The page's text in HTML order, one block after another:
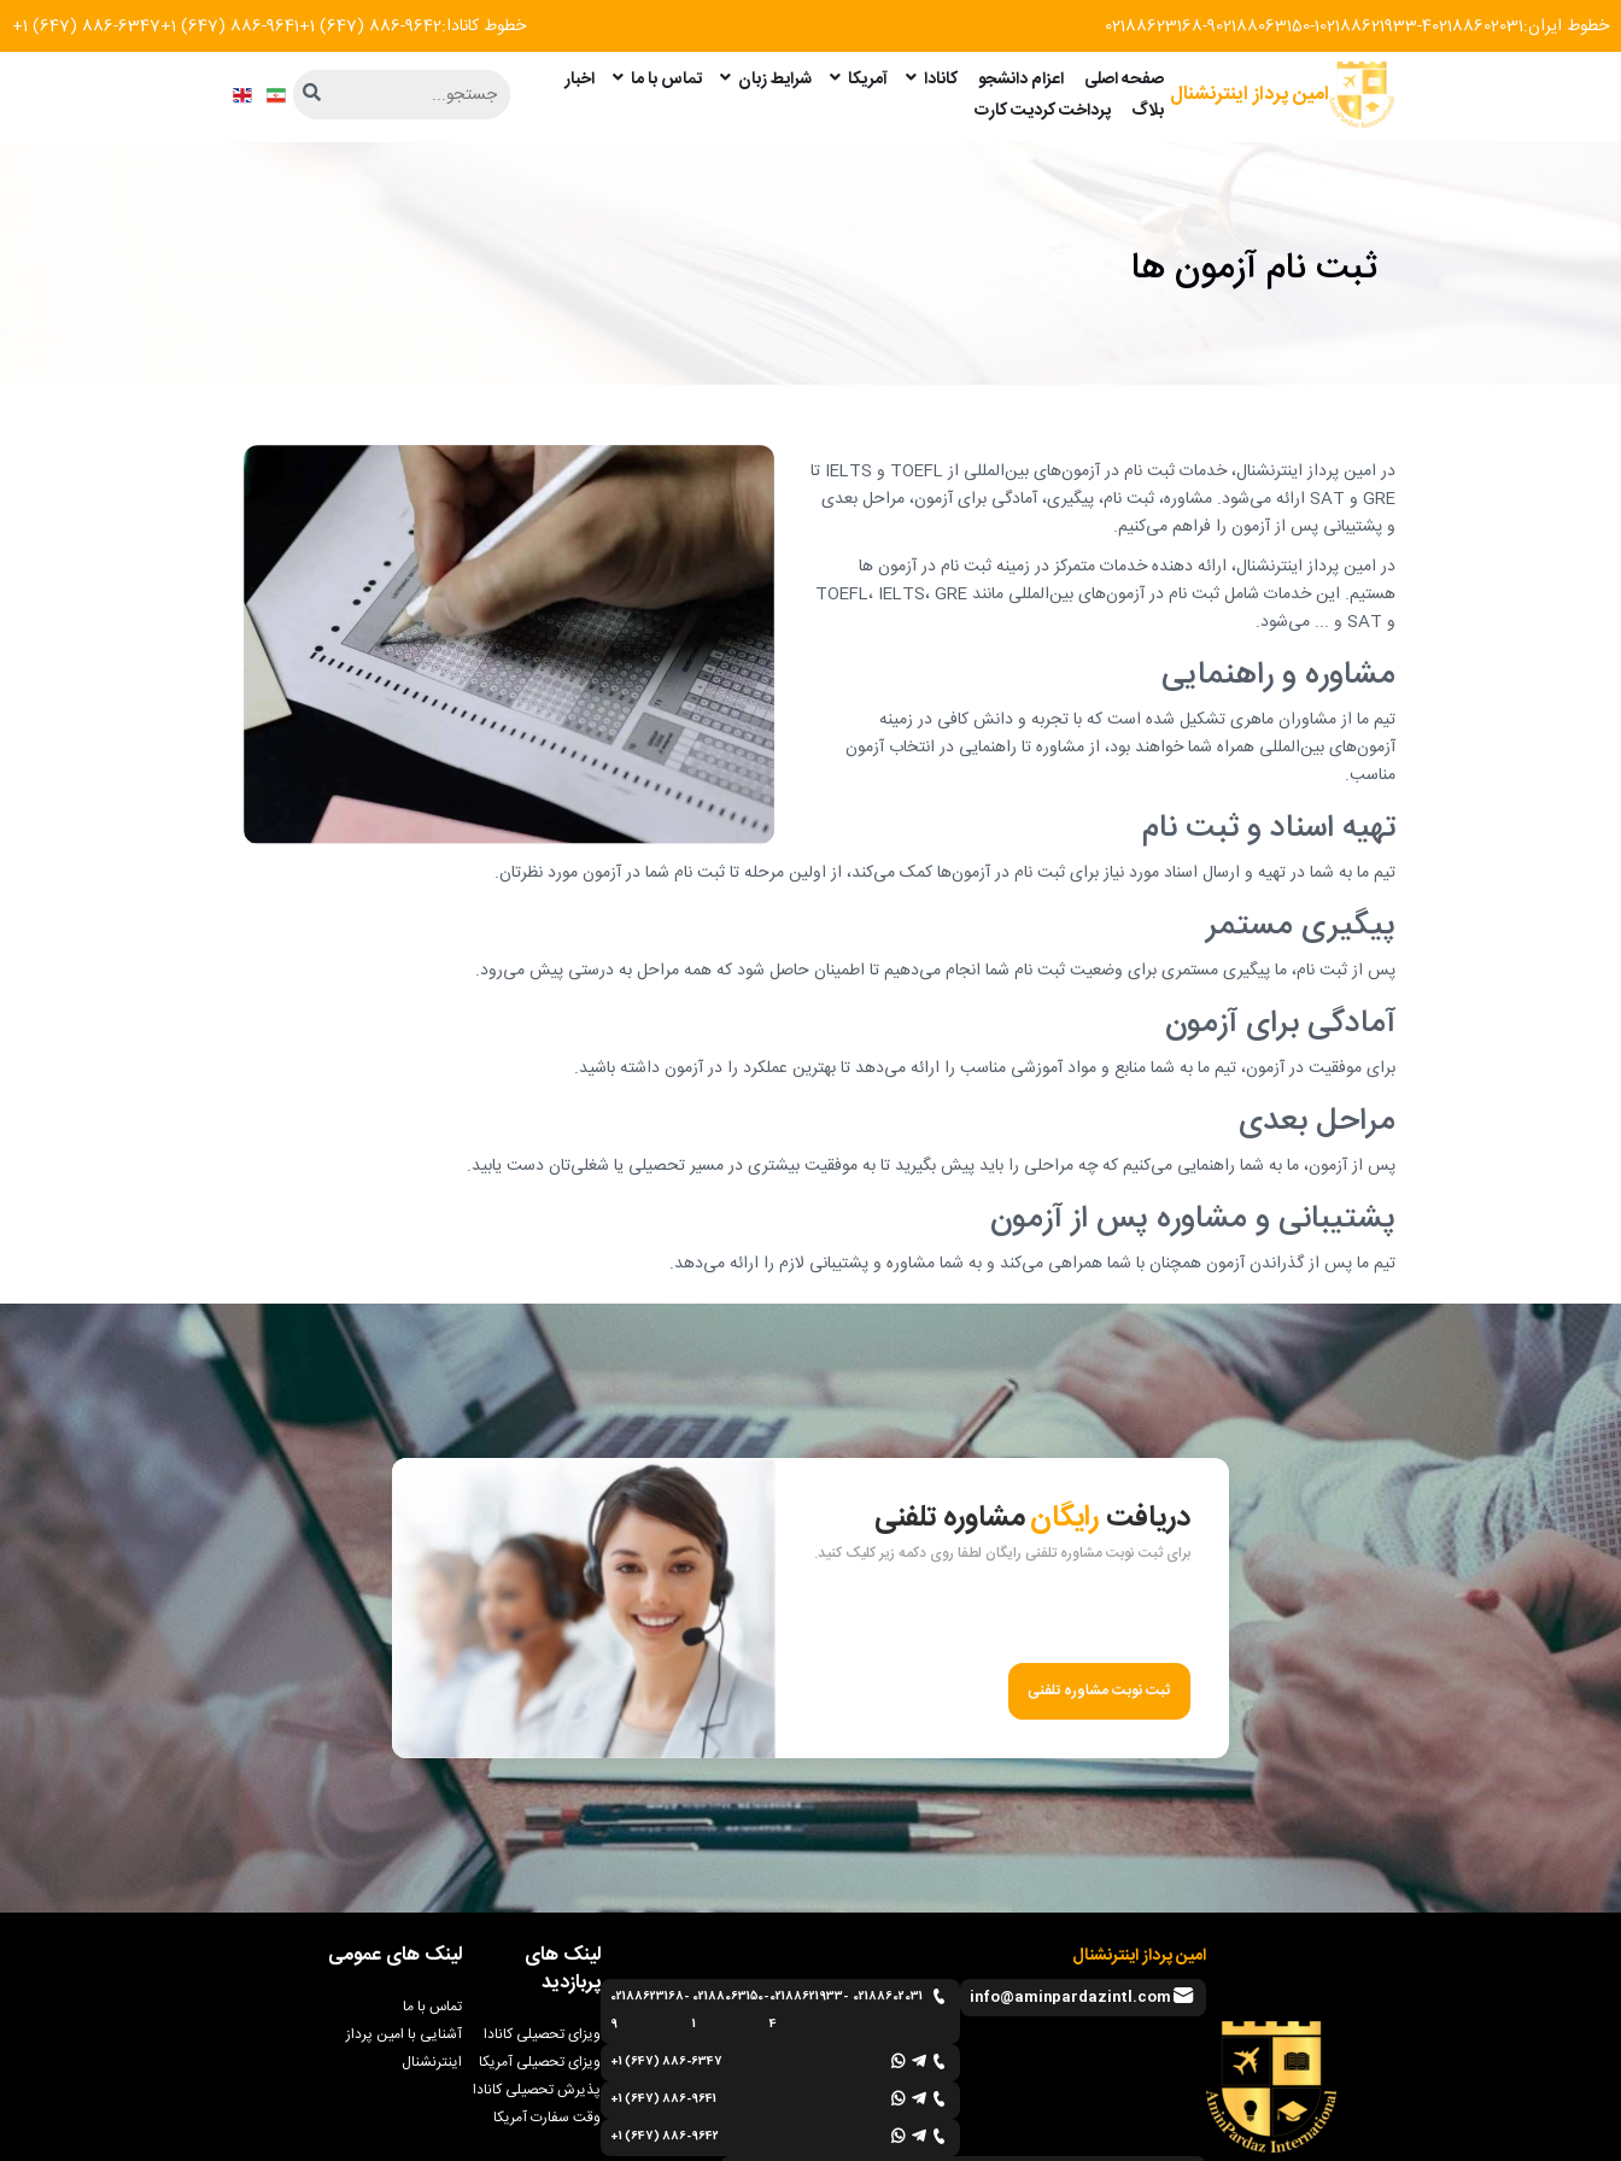
خطوط ایران: 02188623168-902188063150-102188621933-402188602031 خطوط کانادا: +1 (647) 886-6347+1 (647) 886-9641+1 (647) 886-9642
امین پرداز اینترنشنال صفحه اصلی اعزام دانشجو کانادا آمریکا شرایط زبان تماس با ما
اخبار
بلاگ
پرداخت کردیت کارت
ثبت نام آزمون ها
در امین پرداز اینترنشنال، خدمات ثبت نام در آزمون‌های بین‌المللی از TOEFL و IELTS تا
GRE و SAT ارائه می‌شود. مشاوره، ثبت نام، پیگیری، آمادگی برای آزمون، مراحل بعدی
و پشتیبانی پس از آزمون را فراهم می‌کنیم.
در امین پرداز اینترنشنال، ارائه دهنده خدمات متمرکز در زمینه ثبت نام در آزمون ها
هستیم. این خدمات شامل ثبت نام در آزمون‌های بین‌المللی مانند TOEFL، IELTS، GRE
و SAT و ... می‌شود.
مشاوره و راهنمایی
تیم ما از مشاوران ماهری تشکیل شده است که با تجربه و دانش کافی در زمینه
آزمون‌های بین‌المللی همراه شما خواهند بود، از مشاوره تا راهنمایی در انتخاب آزمون
مناسب.
تهیه اسناد و ثبت نام
تیم ما به شما در تهیه و ارسال اسناد مورد نیاز برای ثبت نام در آزمون‌ها کمک می‌کند، از اولین مرحله تا ثبت نام شما در آزمون مورد نظرتان.
پیگیری مستمر
پس از ثبت نام، ما پیگیری مستمری برای وضعیت ثبت نام شما انجام می‌دهیم تا اطمینان حاصل شود که همه مراحل به درستی پیش می‌رود.
آمادگی برای آزمون
برای موفقیت در آزمون، تیم ما به شما منابع و مواد آموزشی مناسب را ارائه می‌دهد تا بهترین عملکرد را در آزمون داشته باشید.
مراحل بعدی
پس از آزمون، ما به شما راهنمایی می‌کنیم که چه مراحلی را باید پیش بگیرید تا به موفقیت بیشتری در مسیر تحصیلی یا شغلی‌تان دست یابید.
پشتیبانی و مشاوره پس از آزمون
تیم ما پس از گذراندن آزمون همچنان با شما همراهی می‌کند و به شما مشاوره و پشتیبانی لازم را ارائه می‌دهد.
دریافترایگانمشاوره تلفنی
برای ثبت نوبت مشاوره تلفنی رایگان لطفا روی دکمه زیر کلیک کنید.
ثبت نوبت مشاوره تلفنی
امین پرداز اینترنشنال
info@aminpardazintl.com
02188623168-
9
02188063150-
1
02188621933-
4
02188602031
+1 (647) 886-6347
+1 (647) 886-9641
+1 (647) 886-9642
لینک های
پربازدید
ویزای تحصیلی کانادا
ویزای تحصیلی آمریکا
پذیرش تحصیلی کانادا
وقت سفارت آمریکا
لینک های عمومی
تماس با ما
آشنایی با امین پرداز
اینترنشنال